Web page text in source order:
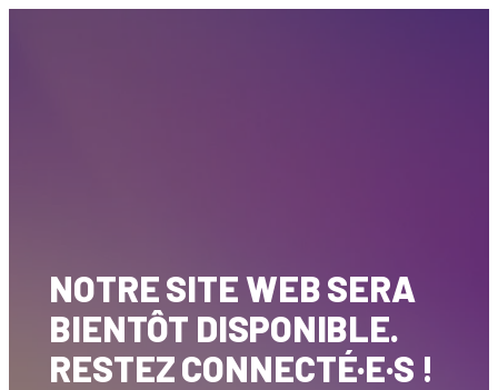
NOTRE SITE WEB SERA
BIENTÔT DISPONIBLE.
RESTEZ CONNECTÉ·E·S !